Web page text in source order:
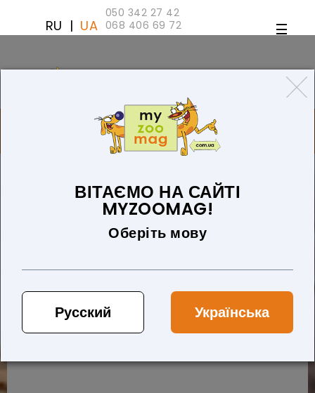
050 342 27 42
068 406 69 72
RU | UA
ТОВАРИ ДЛЯ КІШОК
БЛОГ
ПРО НАС
ТОВАРІВ 0 (0 ГРН)
ВІТАЄМО НА САЙТІ
MYZOOMAG!
Оберіть мову
Русский Українська